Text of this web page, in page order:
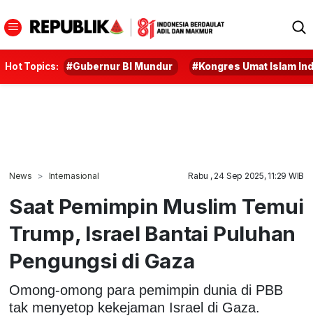
Hot Topics: #Gubernur BI Mundur #Kongres Umat Islam
News Internasional Rabu , 24 Sep 2025, 11:29 WIB
Saat Pemimpin Muslim Temui
Trump, Israel Bantai Puluhan
Pengungsi di Gaza
Omong-omong para pemimpin dunia di PBB
tak menyetop kekejaman Israel di Gaza.